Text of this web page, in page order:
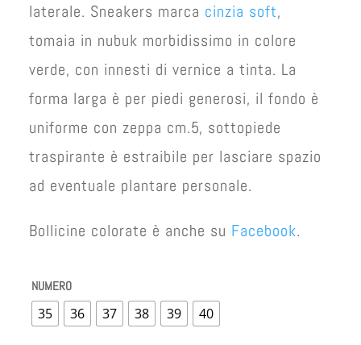
laterale. Sneakers marca cinzia soft,
tomaia in nubuk morbidissimo in colore
verde, con innesti di vernice a tinta. La
forma larga è per piedi generosi, il fondo è
uniforme con zeppa cm.5, sottopiede
traspirante è estraibile per lasciare spazio
ad eventuale plantare personale.
Bollicine colorate è anche su Facebook.
NUMERO
35 36 37 38 39 40